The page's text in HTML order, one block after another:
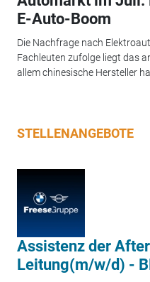
E-Auto-Boom
Die Nachfrage nach
Fachleuten zufolge liegt das
allem chinesische Hersteller
STELLENANGEBOTE
Assistenz der
Leitung(m/w/d) -